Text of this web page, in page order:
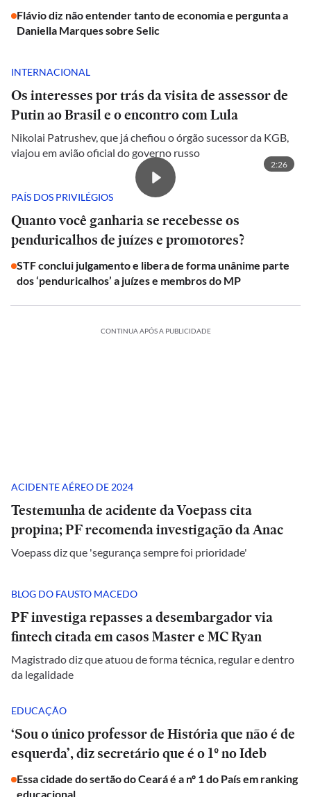
Flávio diz não entender tanto de economia e pergunta a
Daniella Marques sobre Selic
INTERNACIONAL
Os interesses por trás da visita de assessor de
Putin ao Brasil e o encontro com Lula
Nikolai Patrushev, que já chefiou o órgão sucessor da KGB,
viajou em avião oficial do governo russo
2:26
PAÍS DOS PRIVILÉGIOS
Quanto você ganharia se recebesse os
penduricalhos de juízes e promotores?
STF conclui julgamento e libera de forma unânime parte
dos ‘penduricalhos’ a juízes e membros do MP
CONTINUA APÓS A PUBLICIDADE
ACIDENTE AÉREO DE 2024
Testemunha de acidente da Voepass cita
propina; PF recomenda investigação da Anac
Voepass diz que 'segurança sempre foi prioridade'
BLOG DO FAUSTO MACEDO
PF investiga repasses a desembargador via
fintech citada em casos Master e MC Ryan
Magistrado diz que atuou de forma técnica, regular e dentro
da legalidade
EDUCAÇÃO
‘Sou o único professor de História que não é de
esquerda’, diz secretário que é o 1º no Ideb
Essa cidade do sertão do Ceará é a nº 1 do País em ranking
educacional